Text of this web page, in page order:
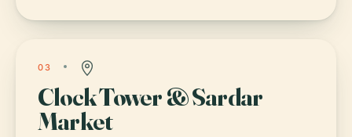
03
Clock Tower & Sardar
Market